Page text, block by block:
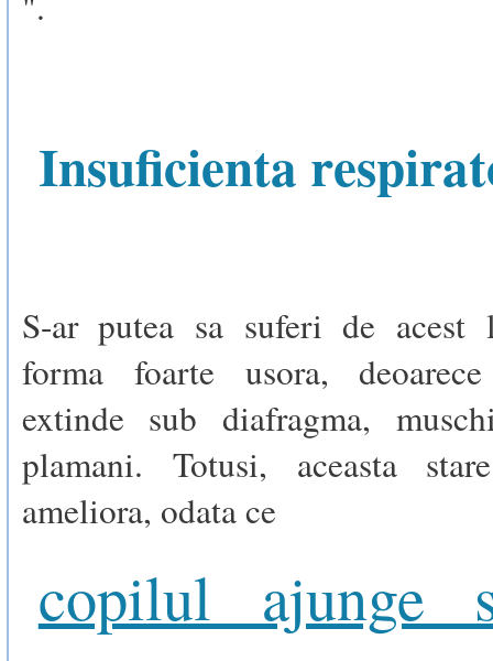
Insuficienta
S-ar putea sa suferi de acest
forma foarte usora,
extinde sub diafragma,
plamani. Totusi, aceasta
ameliora, odata ce
copilul ajunge